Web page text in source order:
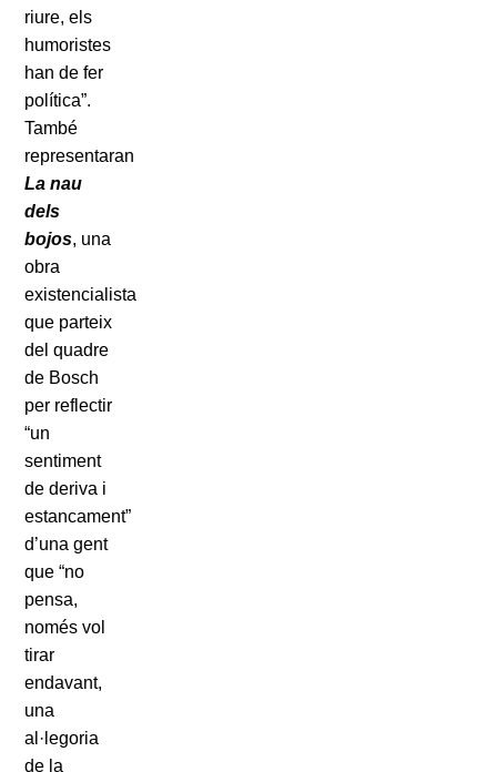
riure, els
humoristes
han de fer
política”.
També
representaran
La nau
dels
bojos, una
obra
existencialista
que parteix
del quadre
de Bosch
per reflectir
“un
sentiment
de deriva i
estancament”
d’una gent
que “no
pensa,
només vol
tirar
endavant,
una
al·legoria
de la